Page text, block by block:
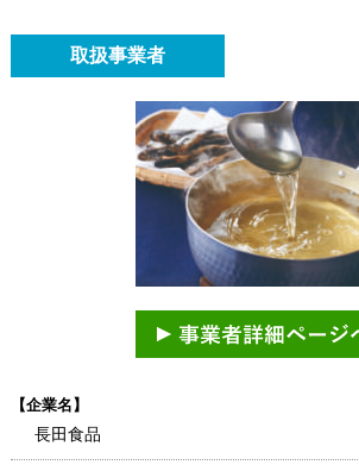
取扱事業者
【企業名】
長田食品